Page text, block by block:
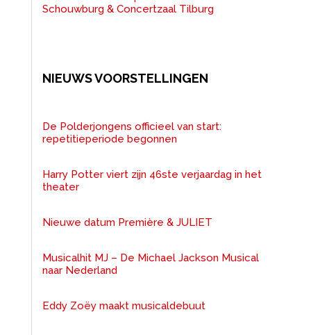
Schouwburg & Concertzaal Tilburg
NIEUWS VOORSTELLINGEN
De Polderjongens officieel van start:
repetitieperiode begonnen
Harry Potter viert zijn 46ste verjaardag in het
theater
Nieuwe datum Première & JULIET
Musicalhit MJ – De Michael Jackson Musical
naar Nederland
Eddy Zoëy maakt musicaldebuut